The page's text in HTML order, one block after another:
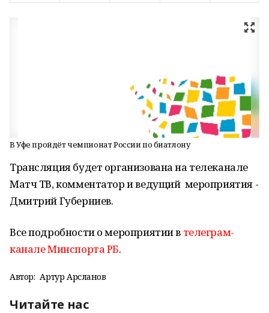
В Уфе пройдёт чемпионат России по биатлону
Трансляция будет организована на телеканале
Матч ТВ, комментатор и ведущий мероприятия -
Дмитрий Губерниев.
Все подробности о мероприятии в телеграм-
канале Минспорта РБ.
Автор: Артур Арсланов
Читайте нас